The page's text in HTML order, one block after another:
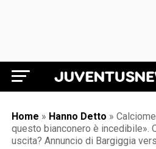
Juventus
Home » Hanno Detto »
questo bianconero è incedibile».
uscita? Annuncio di Bargiggia